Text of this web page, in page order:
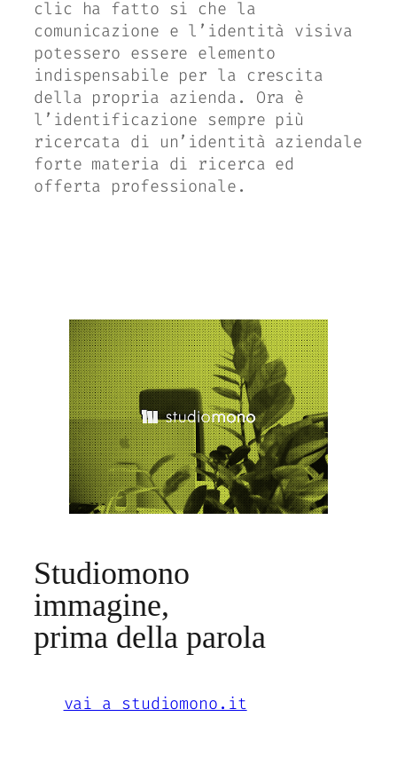
clic ha fatto si che la
comunicazione e l’identità visiva
potessero essere elemento
indispensabile per la crescita
della propria azienda. Ora è
l’identificazione sempre più
ricercata di un’identità aziendale
forte materia di ricerca ed
offerta professionale.
Studiomono
immagine,
prima della parola
vai a studiomono.it